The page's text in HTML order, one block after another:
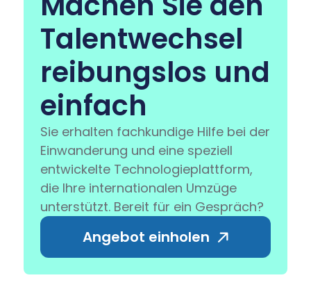
Talentwechsel
reibungslos und
einfach
Sie erhalten fachkundige Hilfe bei der
Einwanderung und eine speziell
entwickelte Technologieplattform,
die Ihre internationalen Umzüge
unterstützt. Bereit für ein Gespräch?
Angebot einholen